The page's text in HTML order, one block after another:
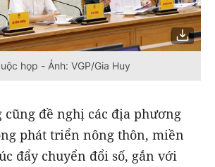
họp - Ảnh: VGP/Gia Huy
cũng đề nghị các địa phương
phát triển nông thôn, miền
đẩy chuyển đổi số, gắn với